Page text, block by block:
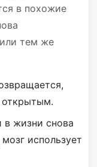
в похожие
тем же
открытым.
в жизни снова
использует